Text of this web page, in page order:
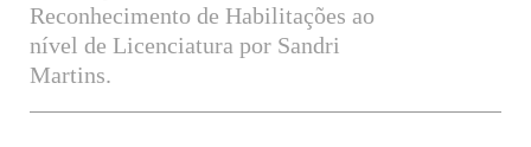
Reconhecimento de Habilitações ao
nível de Licenciatura por Sandri
Martins.